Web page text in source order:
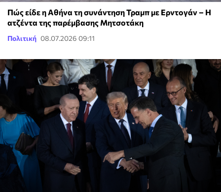
Πώς είδε η Αθήνα τη συνάντηση Τραμπ με Ερντογάν – Η
ατζέντα της παρέμβασης Μητσοτάκη
Πολιτική 08.07.2026 09:11